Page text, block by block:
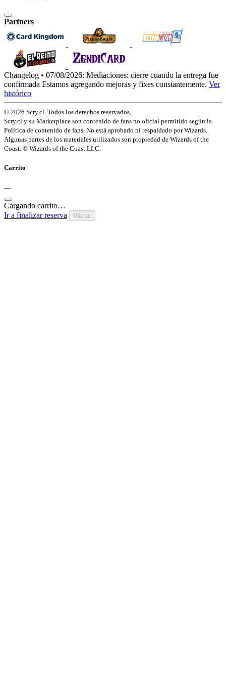
Partners
Changelog • 07/08/2026: Mediaciones: cierre cuando la entrega fue
confirmada Estamos agregando mejoras y fixes constantemente. Ver
histórico
© 2026 Scry.cl. Todos los derechos reservados.
Scry.cl y su Marketplace son contenido de fans no oficial permitido según la
Política de contenido de fans. No está aprobado ni respaldado por Wizards.
Algunas partes de los materiales utilizados son propiedad de Wizards of the
Coast. © Wizards of the Coast LLC.
Carrito
—
Cargando carrito…
Ir a finalizar reserva
Vaciar